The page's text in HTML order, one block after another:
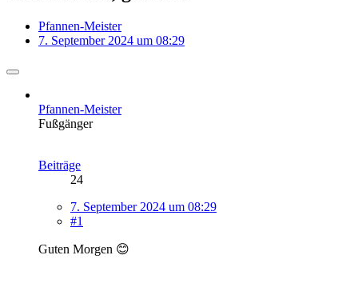
Pfannen-Meister
7. September 2024 um 08:29
Pfannen-Meister
Fußgänger
Beiträge
24
7. September 2024 um 08:29
#1
Guten Morgen 😊